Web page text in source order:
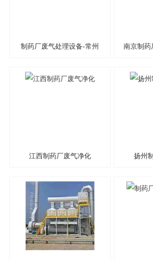
制药厂废气处理设备-常州 南京制药
江西制药厂废气净化 扬州